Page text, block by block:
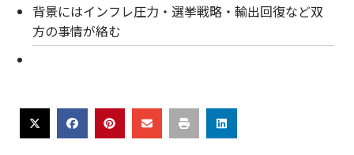
背景にはインフレ圧力・選挙戦略・輸出回復など双
方の事情が絡む